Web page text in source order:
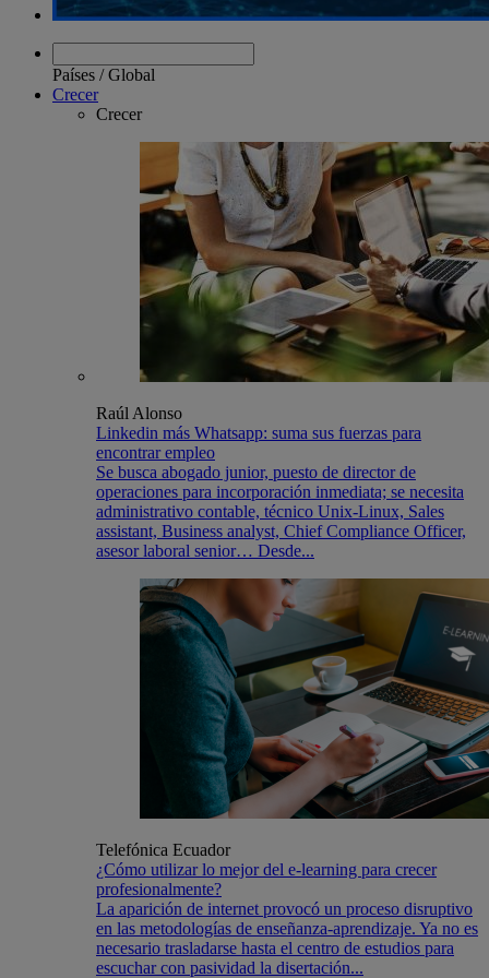
Países /Global
Crecer
Crecer
Raúl Alonso
Linkedin más Whatsapp: suma sus fuerzas para
encontrar empleo
Se busca abogado junior, puesto de director de
operaciones para incorporación inmediata; se necesita
administrativo contable, técnico Unix-Linux, Sales
assistant, Business analyst, Chief Compliance Officer,
asesor laboral senior… Desde...
Telefónica Ecuador
¿Cómo utilizar lo mejor del e-learning para crecer
profesionalmente?
La aparición de internet provocó un proceso disruptivo
en las metodologías de enseñanza-aprendizaje. Ya no es
necesario trasladarse hasta el centro de estudios para
escuchar con pasividad la disertación...